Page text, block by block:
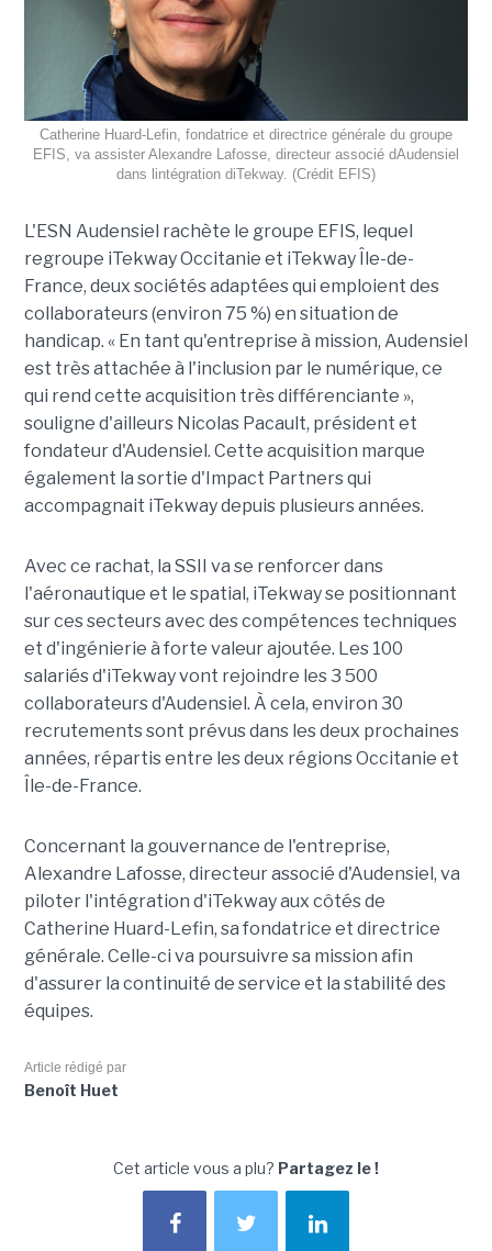
Catherine Huard-Lefin, fondatrice et directrice générale du groupe
EFIS, va assister Alexandre Lafosse, directeur associé dAudensiel
dans lintégration diTekway. (Crédit EFIS)
L'ESN Audensiel rachète le groupe EFIS, lequel
regroupe iTekway Occitanie et iTekway Île-de-
France, deux sociétés adaptées qui emploient des
collaborateurs (environ 75 %) en situation de
handicap. « En tant qu'entreprise à mission, Audensiel
est très attachée à l'inclusion par le numérique, ce
qui rend cette acquisition très différenciante »,
souligne d'ailleurs Nicolas Pacault, président et
fondateur d'Audensiel. Cette acquisition marque
également la sortie d'Impact Partners qui
accompagnait iTekway depuis plusieurs années.
Avec ce rachat, la SSII va se renforcer dans
l'aéronautique et le spatial, iTekway se positionnant
sur ces secteurs avec des compétences techniques
et d'ingénierie à forte valeur ajoutée. Les 100
salariés d'iTekway vont rejoindre les 3 500
collaborateurs d'Audensiel. À cela, environ 30
recrutements sont prévus dans les deux prochaines
années, répartis entre les deux régions Occitanie et
Île-de-France.
Concernant la gouvernance de l'entreprise,
Alexandre Lafosse, directeur associé d'Audensiel, va
piloter l'intégration d'iTekway aux côtés de
Catherine Huard-Lefin, sa fondatrice et directrice
générale. Celle-ci va poursuivre sa mission afin
d'assurer la continuité de service et la stabilité des
équipes.
Article rédigé par
Benoît Huet
Cet article vous a plu? Partagez le !